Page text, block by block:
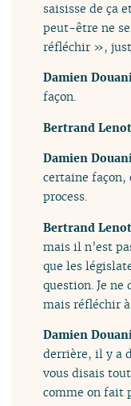
saisisse de ça
peut-être ne
réfléchir »,
Damien
façon.
Bertrand
Damien
certaine façon,
process.
Bertrand
mais il n’est
que les
question. Je
mais réfléchir
Damien
derrière, il y a
vous disais
comme on fait